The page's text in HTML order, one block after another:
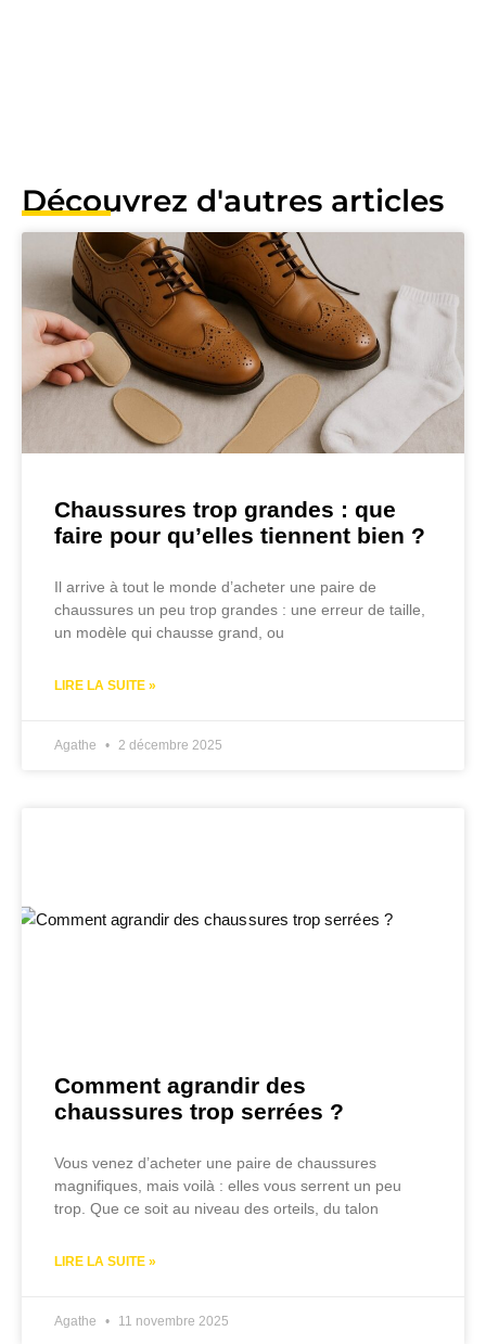
Découvrez d'autres articles
Chaussures trop grandes : que
faire pour qu’elles tiennent bien ?
Il arrive à tout le monde d’acheter une paire de
chaussures un peu trop grandes : une erreur de taille,
un modèle qui chausse grand, ou
LIRE LA SUITE »
Agathe 2 décembre 2025
Comment agrandir des
chaussures trop serrées ?
Vous venez d’acheter une paire de chaussures
magnifiques, mais voilà : elles vous serrent un peu
trop. Que ce soit au niveau des orteils, du talon
LIRE LA SUITE »
Agathe 11 novembre 2025